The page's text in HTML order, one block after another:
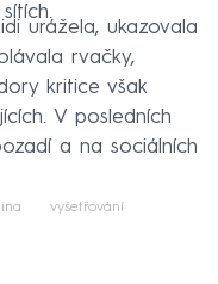
lidi urážela, ukazovala
rvačky,
kritice však
V posledních
a na sociálních
vyšetřování